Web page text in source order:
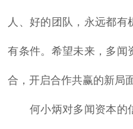
人、好的团队，永远都
有条件。希望未来，多闻
合，开启合作共赢的新局
何小炳对多闻资本的